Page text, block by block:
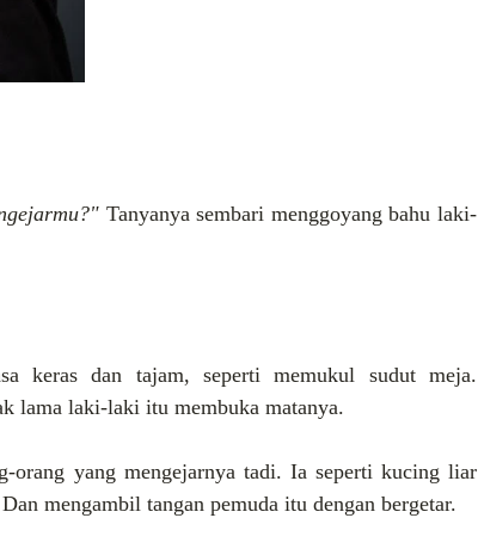
Tanyanya sembari menggoyang bahu laki-
keras dan tajam, seperti memukul sudut meja.
lama laki-laki itu membuka matanya.
orang yang mengejarnya tadi. Ia seperti kucing liar
mengambil tangan pemuda itu dengan bergetar.